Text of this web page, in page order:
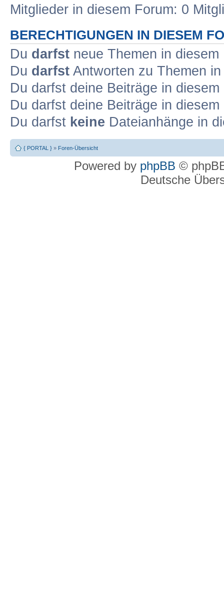
Mitglieder in diesem Forum: 0
BERECHTIGUNGEN IN DIESEM
Du darfst neue Themen in
Du darfst Antworten zu Themen
Du darfst deine Beiträge in
Du darfst deine Beiträge in
Du darfst keine Dateianhänge in
{ PORTAL } » Foren-Übersicht
Powered by phpBB ©
Deutsche